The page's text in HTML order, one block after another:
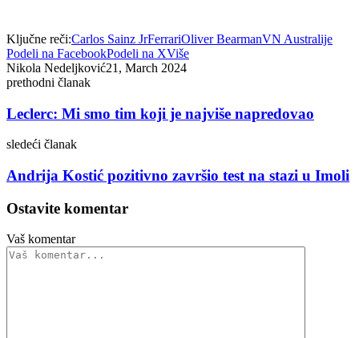
Ključne reči:Carlos Sainz JrFerrariOliver BearmanVN Australije
Podeli na FacebookPodeli na XViše
Nikola Nedeljković21, March 2024
prethodni članak
Leclerc: Mi smo tim koji je najviše napredovao
sledeći članak
Andrija Kostić pozitivno završio test na stazi u Imoli
Ostavite komentar
Vaš komentar